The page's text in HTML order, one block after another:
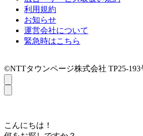
利用規約
お知らせ
運営会社について
緊急時はこちら
©NTTタウンページ株式会社 TP25-193
こんにちは！